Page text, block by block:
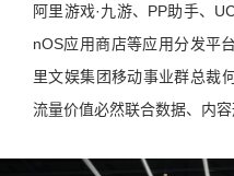
阿里游戏·九游、PP助手、
nOS应用商店等应用分发平
里文娱集团移动事业群总裁
流量价值必然联合数据、内容